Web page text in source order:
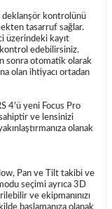
deklanşör kontrolünü
tasarruf sağlar.
üzerindeki kayıt
edebilirsiniz.
sonra otomatik olarak
olan ihtiyacı ortadan
4'ü yeni Focus Pro
ve lensinizi
olanak
Pan ve Tilt takibi ve
seçimi ayrıca 3D
ve ekipmanınızı